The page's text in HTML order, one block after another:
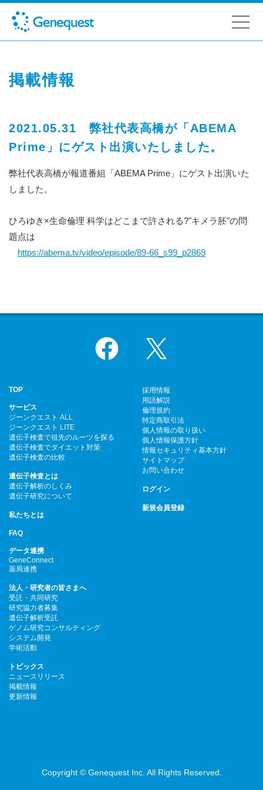
掲載情報
2021.05.31 弊社代表高橋が「ABEMA
Prime」にゲスト出演いたしました。
弊社代表高橋が報道番組「ABEMA Prime」にゲスト出演いた
しました。
ひろゆき×生命倫理 科学はどこまで許される?"キメラ胚"の問
題点は
https://abema.tv/video/episode/89-66_s99_p2869
Facebook
TOP
サービス
ジーンクエスト ALL
ジーンクエスト LITE
遺伝子検査で祖先のルーツを探る
遺伝子検査でダイエット対策
遺伝子検査の比較
遺伝子検査とは
遺伝子解析のしくみ
遺伝子研究について
私たちとは
FAQ
データ連携
GeneConnect
薬局連携
法人・研究者の皆さまへ
受託・共同研究
研究協力者募集
遺伝子解析受託
ゲノム研究コンサルティング
システム開発
学術活動
トピックス
ニュースリリース
掲載情報
更新情報
採用情報
用語解説
倫理規約
特定商取引法
個人情報の取り扱い
個人情報保護方針
情報セキュリティ基本方針
サイトマップ
お問い合わせ
ログイン
新規会員登録
Copyright © Genequest Inc. All Rights Reserved.